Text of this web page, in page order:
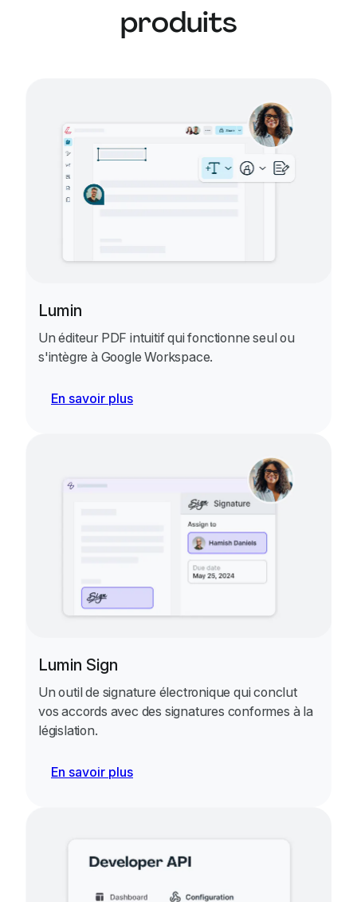
situations complexes ou à risque, nous
conseillons de consulter un avocat qualifié.
produits
Lumin
Un éditeur PDF intuitif qui fonctionne seul ou
s'intègre à Google Workspace.
En savoir plus
Lumin Sign
Un outil de signature électronique qui conclut
vos accords avec des signatures conformes à la
législation.
En savoir plus